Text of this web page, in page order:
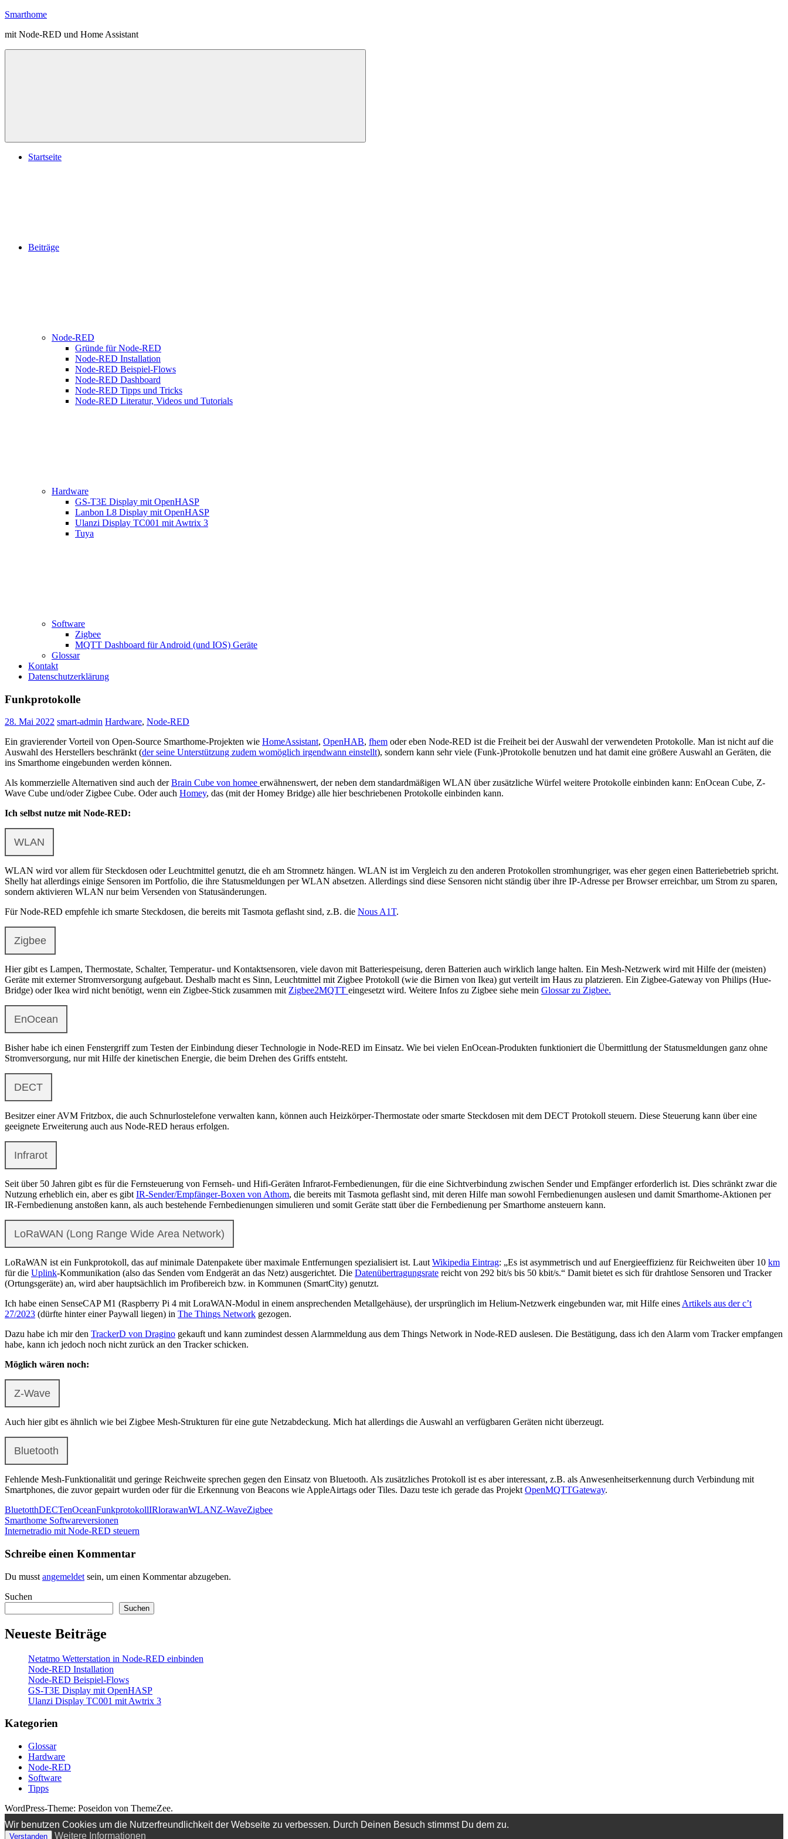
Zum
springen
Smarthome
mit Node-RED und Home Assistant
Menü
Startseite
Beiträge
Node-RED
Gründe für Node-RED
Node-RED Installation
Node-RED Beispiel-Flows
Node-RED Dashboard
Node-RED Tipps und Tricks
Node-RED Literatur, Videos und Tutorials
Hardware
GS-T3E Display mit OpenHASP
Lanbon L8 Display mit OpenHASP
Ulanzi Display TC001 mit Awtrix 3
Tuya
Software
Zigbee
MQTT Dashboard für Android (und IOS) Geräte
Glossar
Kontakt
Datenschutzerklärung
Funkprotokolle
28. Mai 2022 smart-admin Hardware, Node-RED
Ein gravierender Vorteil von Open-Source Smarthome-Projekten wie HomeAssistant, OpenHAB, fhem oder eben Node-RED ist die Freiheit bei der Auswahl der verwendeten Protokolle. Man ist nicht auf die
Auswahl des Herstellers beschränkt (der seine Unterstützung zudem womöglich irgendwann einstellt), sondern kann sehr viele (Funk-)Protokolle benutzen und hat damit eine größere Auswahl an Geräten, die
ins Smarthome eingebunden werden können.
Als kommerzielle Alternativen sind auch derBrain Cube von homee erwähnenswert, der neben dem standardmäßigen WLAN über zusätzliche Würfel weitere Protokolle einbinden kann: EnOcean Cube, Z-
Wave Cube und/oder Zigbee Cube. Oder auch Homey, das (mit der Homey Bridge) alle hier beschriebenen Protokolle einbinden kann.
Ich selbst nutze mit Node-RED:
WLAN
WLAN wird vor allem für Steckdosen oder Leuchtmittel genutzt, die eh am Stromnetz hängen. WLAN ist im Vergleich zu den anderen Protokollen stromhungriger, was eher gegen einen Batteriebetrieb spricht.
Shelly hat allerdings einige Sensoren im Portfolio, die ihre Statusmeldungen per WLAN absetzen. Allerdings sind diese Sensoren nicht ständig über ihre IP-Adresse per Browser erreichbar, um Strom zu sparen,
sondern aktivieren WLAN nur beim Versenden von Statusänderungen.
Für Node-RED empfehle ich smarte Steckdosen, die bereits mit Tasmota geflasht sind, z.B. die Nous A1T.
Zigbee
Hier gibt es Lampen, Thermostate, Schalter, Temperatur- und Kontaktsensoren, viele davon mit Batteriespeisung, deren Batterien auch wirklich lange halten. Ein Mesh-Netzwerk wird mit Hilfe der (meisten)
Geräte mit externer Stromversorgung aufgebaut. Deshalb macht es Sinn, Leuchtmittel mit Zigbee Protokoll (wie die Birnen von Ikea) gut verteilt im Haus zu platzieren. Ein Zigbee-Gateway von Philips (Hue-
Bridge) oder Ikea wird nicht benötigt, wenn ein Zigbee-Stick zusammen mitZigbee2MQTT eingesetzt wird. Weitere Infos zu Zigbee siehe mein Glossar zu Zigbee.
EnOcean
Bisher habe ich einen Fenstergriff zum Testen der Einbindung dieser Technologie in Node-RED im Einsatz. Wie bei vielen EnOcean-Produkten funktioniert die Übermittlung der Statusmeldungen ganz ohne
Stromversorgung, nur mit Hilfe der kinetischen Energie, die beim Drehen des Griffs entsteht.
DECT
Besitzer einer AVM Fritzbox, die auch Schnurlostelefone verwalten kann, können auch Heizkörper-Thermostate oder smarte Steckdosen mit dem DECT Protokoll steuern. Diese Steuerung kann über eine
geeignete Erweiterung auch aus Node-RED heraus erfolgen.
Infrarot
Seit über 50 Jahren gibt es für die Fernsteuerung von Fernseh- und Hifi-Geräten Infrarot-Fernbedienungen, für die eine Sichtverbindung zwischen Sender und Empfänger erforderlich ist. Dies schränkt zwar die
Nutzung erheblich ein, aber es gibtIR-Sender/Empfänger-Boxen von Athom, die bereits mit Tasmota geflasht sind, mit deren Hilfe man sowohl Fernbedienungen auslesen und damit Smarthome-Aktionen per
IR-Fernbedienung anstoßen kann, als auch bestehende Fernbedienungen simulieren und somit Geräte statt über die Fernbedienung per Smarthome ansteuern kann.
LoRaWAN (Long Range Wide Area Network)
LoRaWAN ist ein Funkprotokoll, das auf minimale Datenpakete über maximale Entfernungen spezialisiert ist. LautWikipedia Eintrag: „Es ist asymmetrisch und auf Energieeffizienz für Reichweiten über 10 km
für die Uplink-Kommunikation (also das Senden vom Endgerät an das Netz) ausgerichtet. Die Datenübertragungsrate reicht von 292 bit/s bis 50 kbit/s.“ Damit bietet es sich für drahtlose Sensoren und Tracker
(Ortungsgeräte) an, wird aber hauptsächlich im Profibereich bzw. in Kommunen (SmartCity) genutzt.
Ich habe einen SenseCAP M1 (Raspberry Pi 4 mit LoraWAN-Modul in einem ansprechenden Metallgehäuse), der ursprünglich im Helium-Netzwerk eingebunden war, mit Hilfe einesArtikels aus der c’t
27/2023 (dürfte hinter einer Paywall liegen) in The Things Network gezogen.
Dazu habe ich mir den TrackerD von Dragino gekauft und kann zumindest dessen Alarmmeldung aus dem Things Network in Node-RED auslesen. Die Bestätigung, dass ich den Alarm vom Tracker empfangen
habe, kann ich jedoch noch nicht zurück an den Tracker schicken.
Möglich wären noch:
Z-Wave
Auch hier gibt es ähnlich wie bei Zigbee Mesh-Strukturen für eine gute Netzabdeckung. Mich hat allerdings die Auswahl an verfügbaren Geräten nicht überzeugt.
Bluetooth
Fehlende Mesh-Funktionalität und geringe Reichweite sprechen gegen den Einsatz von Bluetooth. Als zusätzliches Protokoll ist es aber interessant, z.B. als Anwesenheitserkennung durch Verbindung mit
Smartphones, die zuvor gepairt wurden oder für die Erkennung von Beacons wie AppleAirtags oder Tiles. Dazu teste ich gerade das ProjektOpenMQTTGateway.
BluetotthDECTenOceanFunkprotokollIRlorawanWLANZ-WaveZigbee
Beitragsnavigation
Vorheriger
Beitrag:
Smarthome Softwareversionen
Nächster
Internetradio mit Node-RED steuern
Schreibe einen Kommentar
Du musst angemeldet sein, um einen Kommentar abzugeben.
Suchen
Suchen
Neueste Beiträge
Netatmo Wetterstation in Node-RED einbinden
Node-RED Installation
Node-RED Beispiel-Flows
GS-T3E Display mit OpenHASP
Ulanzi Display TC001 mit Awtrix 3
Kategorien
Glossar
Hardware
Node-RED
Software
Tipps
WordPress-Theme: Poseidon von ThemeZee.
Wir benutzen Cookies um die Nutzerfreundlichkeit der Webseite zu verbessen. Durch Deinen Besuch stimmst Du dem zu.
Verstanden Weitere Informationen